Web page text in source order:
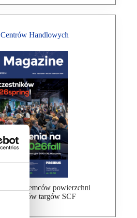
Handlowych
dla najemców powierzchni
targów SCF